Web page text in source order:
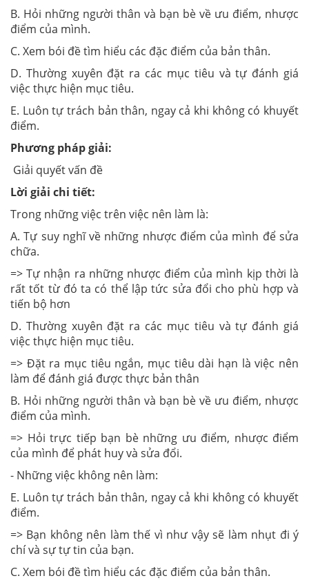
B. Hỏi những người thân và bạn bè về ưu điểm, nhược
điểm của mình.
C. Xem bói đề tìm hiểu các đặc điểm của bản thân.
D. Thường xuyên đặt ra các mục tiêu và tự đánh giá
việc thực hiện mục tiêu.
E. Luôn tự trách bản thân, ngay cả khi không có khuyết
điểm.
Phương pháp giải:
Giải quyết vấn đề
Lời giải chi tiết:
Trong những việc trên việc nên làm là:
A. Tự suy nghĩ về những nhược điểm của mình để sửa
chữa.
=> Tự nhận ra những nhược điểm của mình kịp thời là
rất tốt từ đó ta có thể lập tức sửa đổi cho phù hợp và
tiến bộ hơn
D. Thường xuyên đặt ra các mục tiêu và tự đánh giá
việc thực hiện mục tiêu.
=> Đặt ra mục tiêu ngắn, mục tiêu dài hạn là việc nên
làm để đánh giá được thực bản thân
B. Hỏi những người thân và bạn bè về ưu điểm, nhược
điểm của mình.
=> Hỏi trực tiếp bạn bè những ưu điểm, nhược điểm
của mình để phát huy và sửa đổi.
- Những việc không nên làm:
E. Luôn tự trách bản thân, ngay cả khi không có khuyết
điểm.
=> Bạn không nên làm thế vì như vậy sẽ làm nhụt đi ý
chí và sự tự tin của bạn.
C. Xem bói đề tìm hiểu các đặc điểm của bản thân.